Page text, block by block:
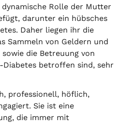
Rolle der Mutter
darunter ein hübsches
Daher liegen ihr die
Sammeln von Geldern und
die Betreuung von
Diabetes betroffen sind, sehr
professionell, höflich,
Sie ist eine
die immer mit